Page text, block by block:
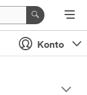
Konto